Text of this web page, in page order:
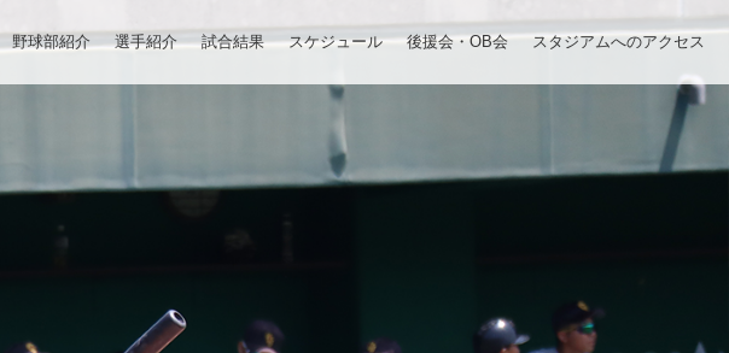
野球部紹介 選手紹介 試合結果 スケジュール 後援会・OB会 スタジアムへのアクセス